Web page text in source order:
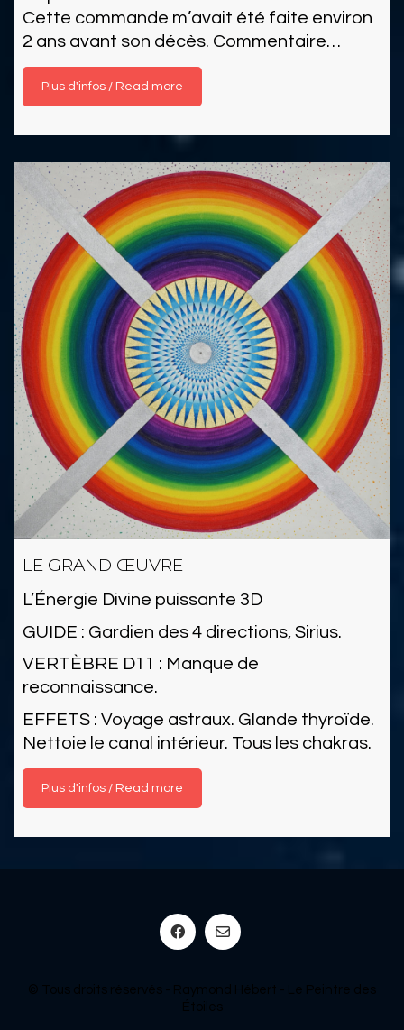
Cette commande m’avait été faite environ
2 ans avant son décès. Commentaire…
Read more
LE GRAND ŒUVRE
L’Énergie Divine puissante 3D
GUIDE : Gardien des 4 directions, Sirius.
VERTÈBRE D11 : Manque de
reconnaissance.
EFFETS : Voyage astraux. Glande thyroïde.
Nettoie le canal intérieur. Tous les chakras.
Read more
© Tous droits réservés - Raymond Hébert - Le Peintre des
Étoiles